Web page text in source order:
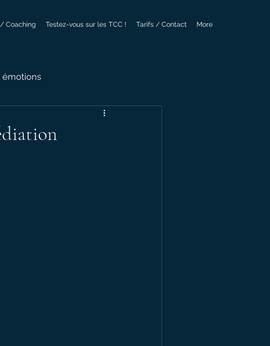
Coaching Testez-vous sur les TCC ! Tarifs / Contact More
émotions